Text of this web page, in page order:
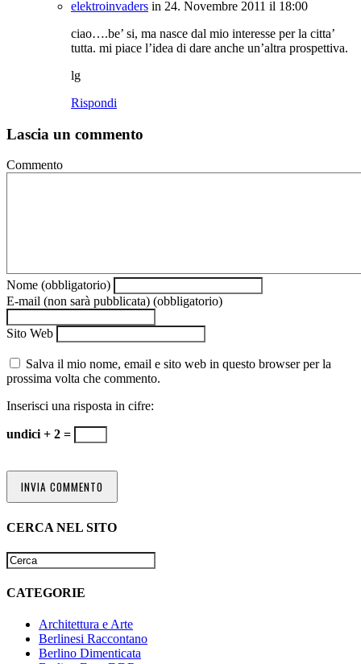
elektroinvaders in 24. Novembre 2011 il 18:00
ciao….be’ si, ma nasce dal mio interesse per la citta’
tutta. mi piace l’idea di dare anche un’altra prospettiva.
lg
Rispondi
Lascia un commento
Commento
Nome (obbligatorio)
E-mail (non sarà pubblicata) (obbligatorio)
Sito Web
Salva il mio nome, email e sito web in questo browser per la
prossima volta che commento.
Inserisci una risposta in cifre:
undici + 2 =
CERCA NEL SITO
CATEGORIE
Architettura e Arte
Berlinesi Raccontano
Berlino Dimenticata